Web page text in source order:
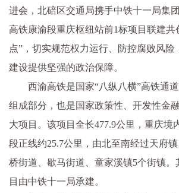
进会，北碚区交通局携手中铁十一局集
高铁康渝段重庆枢纽站前1标项目联建共
点”，切实规范权力运行、防控腐败风险
建设提供坚强的政治保障。
西渝高铁是国家“八纵八横”高铁通
组成部分，也是国家政策性、开发性金
大项目。该项目全长477.9公里，重庆境
段正线约25.7公里，由北至南经过天府
桥街道、歇马街道、童家溪镇5个街镇。
目由中铁十一局承建。